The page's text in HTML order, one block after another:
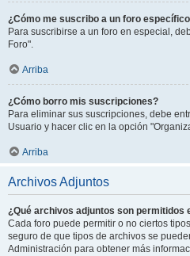
¿Cómo me suscribo a un foro
Para suscribirse a un foro en especial,
Foro".
Arriba
¿Cómo borro mis suscripciones?
Para eliminar sus suscripciones, debe
Usuario y hacer clic en la opción
Arriba
Archivos Adjuntos
¿Qué archivos adjuntos son permitidos
Cada foro puede permitir o no ciertos
seguro de que tipos de archivos se
Administración para obtener más